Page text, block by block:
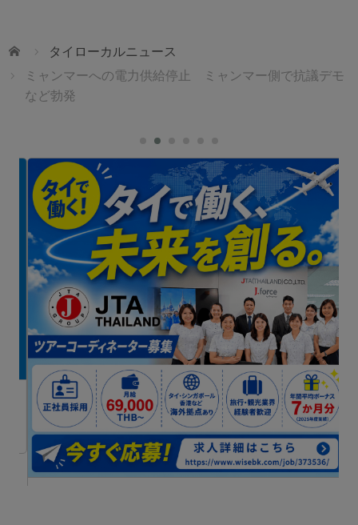
ホーム
タイローカルニュース
ミャンマーへの電力供給停止 ミャンマー側で抗議デモ
など勃発